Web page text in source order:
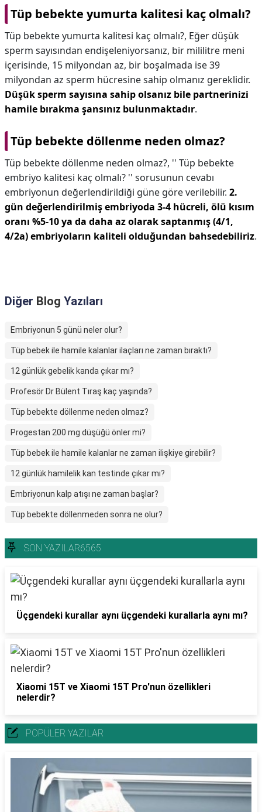
Tüp bebekte yumurta kalitesi kaç olmalı?
Tüp bebekte yumurta kalitesi kaç olmalı?, Eğer düşük
sperm sayısından endişeleniyorsanız, bir mililitre meni
içerisinde, 15 milyondan az, bir boşalmada ise 39
milyondan az sperm hücresine sahip olmanız gereklidir.
Düşük sperm sayısına sahip olsanız bile partnerinizi
hamile bırakma şansınız bulunmaktadır.
Tüp bebekte döllenme neden olmaz?
Tüp bebekte döllenme neden olmaz?, '' Tüp bebekte
embriyo kalitesi kaç olmalı? '' sorusunun cevabı
embriyonun değerlendirildiği güne göre verilebilir. 2.
gün değerlendirilmiş embriyoda 3-4 hücreli, ölü kısım
oranı %5-10 ya da daha az olarak saptanmış (4/1,
4/2a) embriyoların kaliteli olduğundan bahsedebiliriz.
Diğer Blog Yazıları
Embriyonun 5 günü neler olur?
Tüp bebek ile hamile kalanlar ilaçları ne zaman bıraktı?
12 günlük gebelik kanda çıkar mı?
Profesör Dr Bülent Tıraş kaç yaşında?
Tüp bebekte döllenme neden olmaz?
Progestan 200 mg düşüğü önler mi?
Tüp bebek ile hamile kalanlar ne zaman ilişkiye girebilir?
12 günlük hamilelik kan testinde çıkar mı?
Embriyonun kalp atışı ne zaman başlar?
Tüp bebekte döllenmeden sonra ne olur?
SON YAZILAR6565
Üçgendeki kurallar aynı üçgendeki kurallarla aynı mı?
Xiaomi 15T ve Xiaomi 15T Pro'nun özellikleri
nelerdir?
POPÜLER YAZILAR